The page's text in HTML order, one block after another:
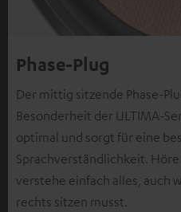
Phase-Plug
Der mittig sitzende Phase-
Besonderheit der ULTIMA-
optimal und sorgt für eine
Sprachverständlichkeit.
verstehe einfach alles, auch
rechts sitzen musst.